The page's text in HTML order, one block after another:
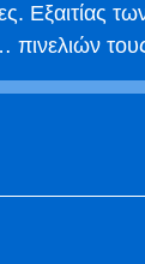
Εξαιτίας
πινελιών